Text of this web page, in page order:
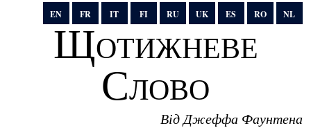
EN FR IT FI RU UK ES RO NL
Щотижневе
Слово
Від Джеффа Фаунтена